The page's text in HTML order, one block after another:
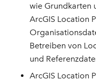
wie Grundkarten
ArcGIS Location
Betreiben von
und
ArcGIS Location